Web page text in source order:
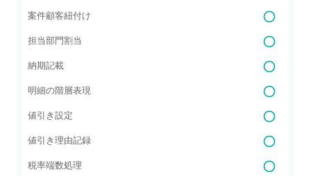
案件顧客紐付け
担当部門割当
納期記載
明細の階層表現
値引き設定
値引き理由記録
税率端数処理